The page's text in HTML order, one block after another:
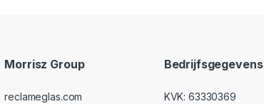
Morrisz Group
reclameglas.com
Bedrijfsgegevens
KVK: 63330369